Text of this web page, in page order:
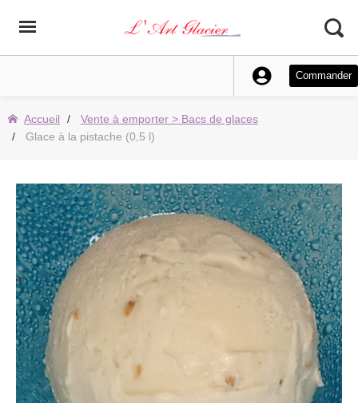
Commander
Accueil
Vente à emporter > Bacs de glaces
Glace à la pistache (0,5 l)